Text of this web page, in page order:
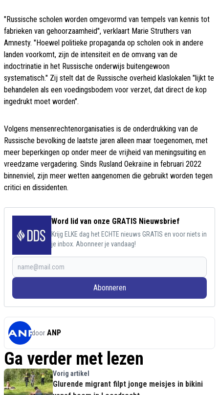
"Russische scholen worden omgevormd van tempels van kennis tot
fabrieken van gehoorzaamheid", verklaart Marie Struthers van
Amnesty. "Hoewel politieke propaganda op scholen ook in andere
landen voorkomt, zijn de intensiteit en de omvang van de
indoctrinatie in het Russische onderwijs buitengewoon
systematisch." Zij stelt dat de Russische overheid klaslokalen "lijkt te
behandelen als een voedingsbodem voor verzet, dat direct de kop
ingedrukt moet worden".
Volgens mensenrechtenorganisaties is de onderdrukking van de
Russische bevolking de laatste jaren alleen maar toegenomen, met
meer beperkingen op onder meer de vrijheid van meningsuiting en
vreedzame vergadering. Sinds Rusland Oekraïne in februari 2022
binnenviel, zijn meer wetten aangenomen die gebruikt worden tegen
critici en dissidenten.
Word lid van onze GRATIS Nieuwsbrief
Krijg ELKE dag het ECHTE nieuws GRATIS en voor niets in
je inbox. Abonneer je vandaag!
Abonneren
door ANP
Ga verder met lezen
Vorig artikel
Glurende migrant filpt jonge meisjes in bikini